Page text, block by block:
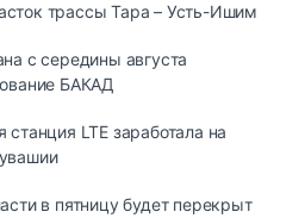
трассы Тара – Усть-Ишим
с середины августа
БАКАД
LTE заработала на
в пятницу будет перекрыт